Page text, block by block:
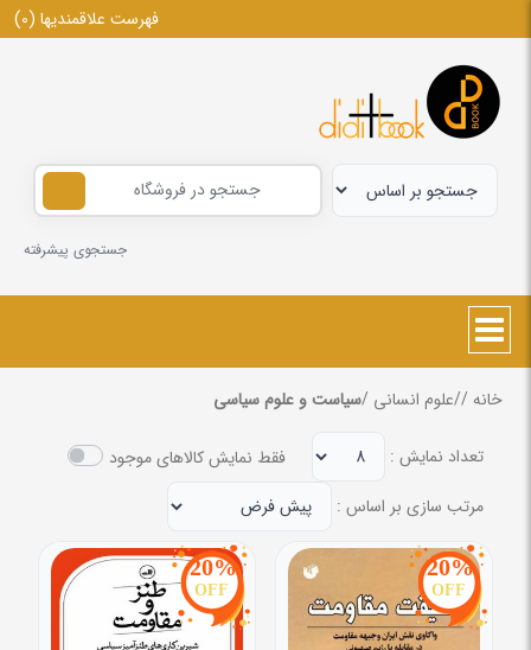
فهرست علاقمندیها (0)
جستجوی پیشرفته
خانه /
/علوم انسانی /سیاست و علوم سیاسی
تعداد نمایش :
فقط نمایش کالاهای موجود
مرتب سازی بر اساس :
20%
OFF
20%
OFF